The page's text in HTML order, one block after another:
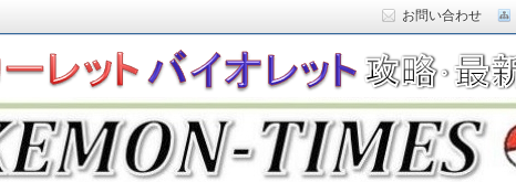
お問い合わせ
POKEMON-TIMES』
最新情報などをお届けする『POKEMON-
)の育成論やお得な情報なども紹介していきま